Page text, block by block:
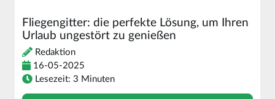
Fliegengitter: die perfekte Lösung, um Ihren
Urlaub ungestört zu genießen
Redaktion
16-05-2025
Lesezeit: 3 Minuten